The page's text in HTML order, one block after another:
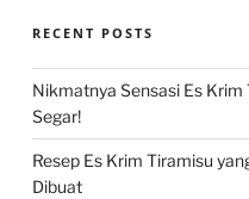
RECENT POSTS
Nikmatnya Sensasi Es Krim
Segar!
Resep Es Krim Tiramisu
Dibuat